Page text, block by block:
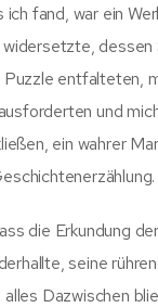
ich fand, war ein
dessen
Puzzle entfalteten,
und
ein wahrer
die Erkundung
seine
Dazwischen